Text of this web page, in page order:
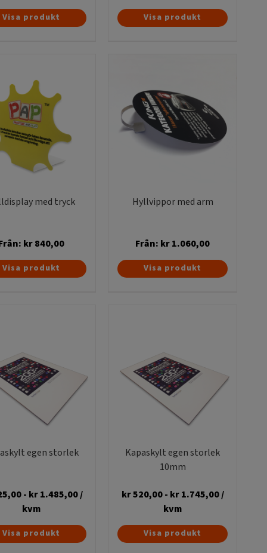
Den
här
varianter.
De
olika
alternativen
kan
väljas
på
Visa produkt
Den
här
De
olika
alternativen
kan
Visa produkt
med tryck
kr840,00
Den
här
olika
alternativen
kan
väljas
på
Visa produkt
Hyllvippor med arm
Från: kr1.060,00
Den
här
olika
alternativen
kan
väljas
på
Visa produkt
egen storlek
- kr1.485,00/
kvm
Visa produkt
Kapaskylt egen storlek
10mm
kr520,00- kr1.745,00/
kvm
Visa produkt